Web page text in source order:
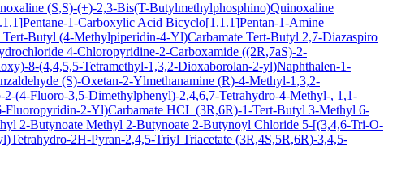
(S,S)-(+)-2,3-Bis(T-Butylmethylphosphino)Quinoxaline
1-Carboxylic Acid Bicyclo[1.1.1]Pentan-1-Amine
Tert-Butyl (4-Methylpiperidin-4-Yl)Carbamate Tert-Butyl 2,7-Diazaspiro
4-Chloropyridine-2-Carboxamide ((2R,7aS)-2-
8-(4,4,5,5-Tetramethyl-1,3,2-Dioxaborolan-2-yl)Naphthalen-1-
(S)-Oxetan-2-Ylmethanamine (R)-4-Methyl-1,3,2-
(4-Fluoro-3,5-Dimethylphenyl)-2,4,6,7-Tetrahydro-4-Methyl-, 1,1-
Fluoropyridin-2-Yl)Carbamate HCL (3R,6R)-1-Tert-Butyl 3-Methyl 6-
2-Butynoate Methyl 2-Butynoate 2-Butynoyl Chloride 5-[(3,4,6-Tri-O-
2H-Pyran-2,4,5-Triyl Triacetate (3R,4S,5R,6R)-3,4,5-